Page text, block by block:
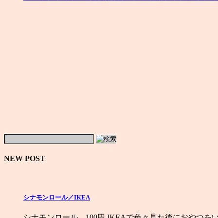
NEW POST
シナモンロール／IKEA